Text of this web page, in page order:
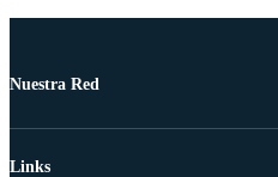
Nuestra Red
Links